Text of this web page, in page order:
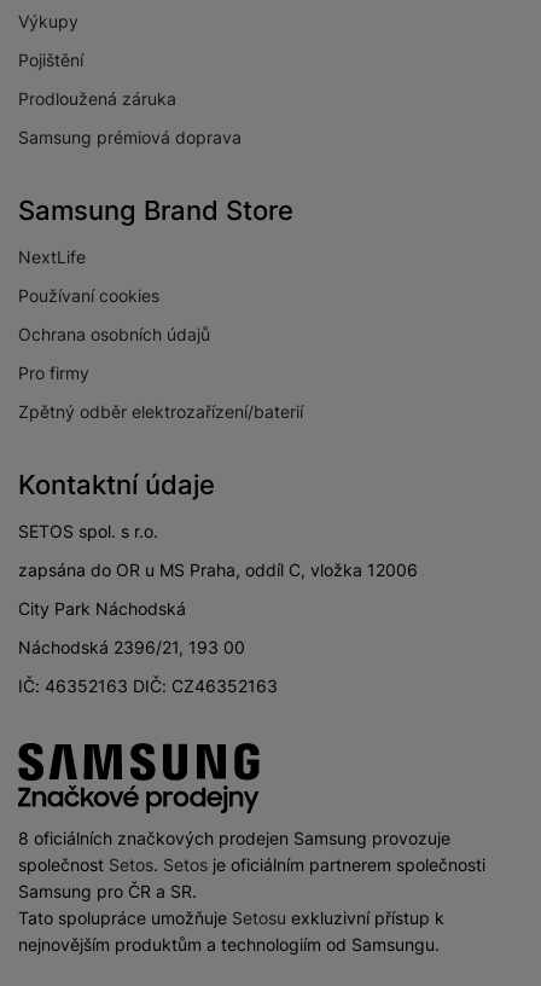
Výkupy
Pojištění
Prodloužená záruka
Samsung prémiová doprava
Samsung Brand Store
NextLife
Používaní cookies
Ochrana osobních údajů
Pro firmy
Zpětný odběr elektrozařízení/baterií
Kontaktní údaje
SETOS spol. s r.o.
zapsána do OR u MS Praha, oddíl C, vložka 12006
City Park Náchodská
Náchodská 2396/21, 193 00
IČ: 46352163 DIČ: CZ46352163
8 oficiálních značkových prodejen Samsung provozuje
společnost Setos. Setos je oficiálním partnerem společnosti
Samsung pro ČR a SR.
Tato spolupráce umožňuje Setosu exkluzivní přístup k
nejnovějším produktům a technologiím od Samsungu.